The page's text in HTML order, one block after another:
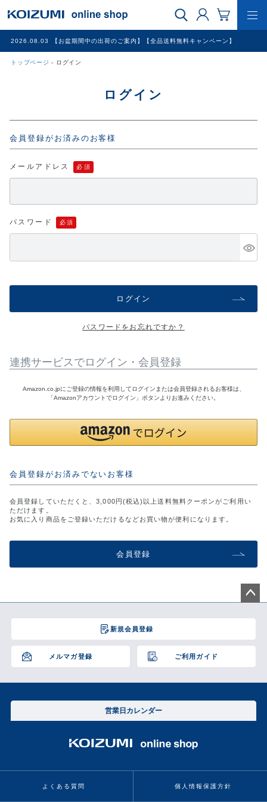
2026.08.03 【お盆期間中の出荷のご案内】【全品送料無料キャンペーン】
トップページ ログイン
調理家電
冷暖房家電
ブログ
ログイン
お問い合わせ
ログイン
会員登録がお済みのお客様
メールアドレス
パスワード
ログイン
パスワードをお忘れですか？
連携サービスでログイン・会員登録
Amazon.co.jpにご登録の情報を利用してログインまたは会員登録されるお客様は、
「Amazonアカウントでログイン」ボタンよりお進みください。
会員登録がお済みでないお客様
会員登録していただくと、3,000円(税込)以上送料無料クーポンがご利用い
ただけます。
お気に入り商品をご登録いただけるなどお買い物が便利になります。
会員登録
新規会員登録
メルマガ登録 ご利用ガイド
ジト
へ
営業日カレンダー
よくある質問 個人情報保護方針